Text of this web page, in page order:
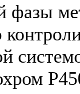
фазы